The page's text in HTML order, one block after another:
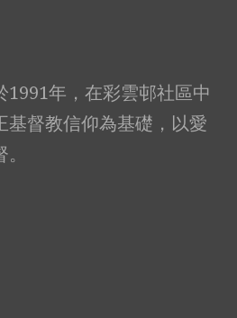
1991年，在彩雲邨社區中
基督教信仰為基礎，以愛